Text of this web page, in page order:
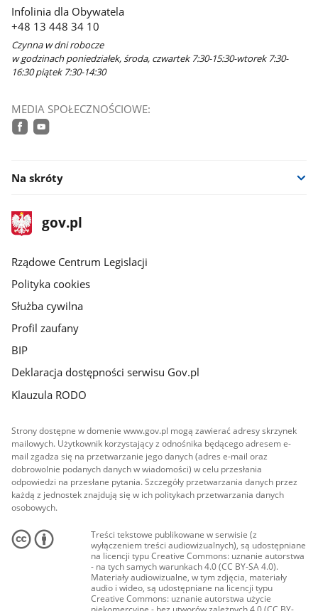
Infolinia dla Obywatela
+48 13 448 34 10
Czynna w dni robocze
w godzinach poniedziałek, środa, czwartek 7:30-15:30-wtorek 7:30-
16:30 piątek 7:30-14:30
MEDIA SPOŁECZNOŚCIOWE:
Na skróty
stopka
gov.plStrona
gov.pl
Rządowe Centrum Legislacji
Polityka cookies
Służba cywilna
Profil zaufany
BIP
Deklaracja dostępności serwisu Gov.pl
Klauzula RODO
Strony dostępne w domenie www.gov.pl mogą zawierać adresy skrzynek
mailowych. Użytkownik korzystający z odnośnika będącego adresem e-
mail zgadza się na przetwarzanie jego danych (adres e-mail oraz
dobrowolnie podanych danych w wiadomości) w celu przesłania
odpowiedzi na przesłane pytania. Szczegóły przetwarzania danych przez
każdą z jednostek znajdują się w ich politykach przetwarzania danych
osobowych.
Treści tekstowe publikowane w serwisie (z
wyłączeniem treści audiowizualnych), są udostępniane
na licencji typu Creative Commons: uznanie autorstwa
- na tych samych warunkach 4.0 (CC BY-SA 4.0).
Materiały audiowizualne, w tym zdjęcia, materiały
audio i wideo, są udostępniane na licencji typu
Creative Commons: uznanie autorstwa użycie